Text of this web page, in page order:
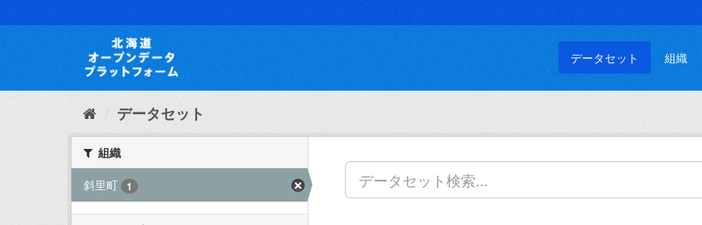
キ
て
データセット 組織
データセット
組織
斜里町
1